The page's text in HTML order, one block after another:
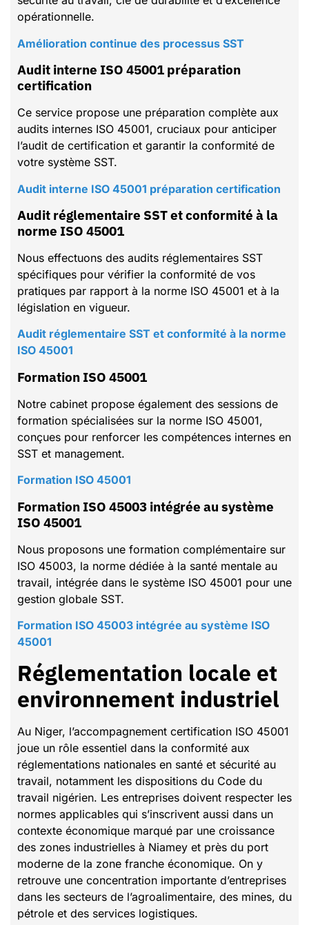
opérationnelle.
Amélioration continue des processus SST
Audit interne ISO 45001 préparation
certification
Ce service propose une préparation complète aux
audits internes ISO 45001, cruciaux pour anticiper
l’audit de certification et garantir la conformité de
votre système SST.
Audit interne ISO 45001 préparation certification
Audit réglementaire SST et conformité à la
norme ISO 45001
Nous effectuons des audits réglementaires SST
spécifiques pour vérifier la conformité de vos
pratiques par rapport à la norme ISO 45001 et à la
législation en vigueur.
Audit réglementaire SST et conformité à la norme
ISO 45001
Formation ISO 45001
Notre cabinet propose également des sessions de
formation spécialisées sur la norme ISO 45001,
conçues pour renforcer les compétences internes en
SST et management.
Formation ISO 45001
Formation ISO 45003 intégrée au système
ISO 45001
Nous proposons une formation complémentaire sur
ISO 45003, la norme dédiée à la santé mentale au
travail, intégrée dans le système ISO 45001 pour une
gestion globale SST.
Formation ISO 45003 intégrée au système ISO
45001
Réglementation locale et
environnement industriel
Au Niger, l’accompagnement certification ISO 45001
joue un rôle essentiel dans la conformité aux
réglementations nationales en santé et sécurité au
travail, notamment les dispositions du Code du
travail nigérien. Les entreprises doivent respecter les
normes applicables qui s’inscrivent aussi dans un
contexte économique marqué par une croissance
des zones industrielles à Niamey et près du port
moderne de la zone franche économique. On y
retrouve une concentration importante d’entreprises
dans les secteurs de l’agroalimentaire, des mines, du
pétrole et des services logistiques.